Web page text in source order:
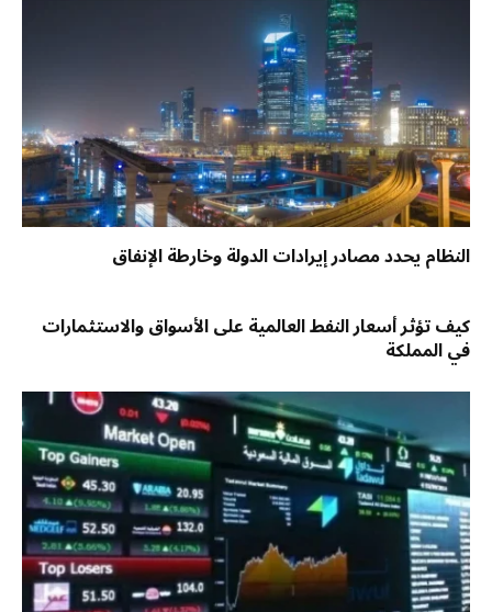
النظام يحدد مصادر إيرادات الدولة وخارطة الإنفاق
كيف تؤثر أسعار النفط العالمية على الأسواق والاستثمارات
في المملكة